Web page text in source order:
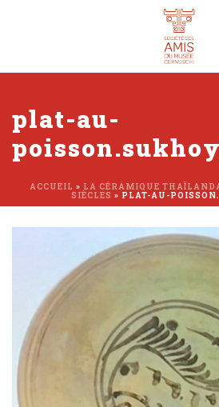
plat-au-
ACCUEIL » LA CÉRAMIQUE
SIÈCLES » PLAT-AU-